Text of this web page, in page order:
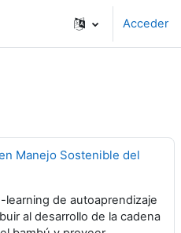
Acceder
Manejo Sostenible del
learning de autoaprendizaje
al desarrollo de la cadena